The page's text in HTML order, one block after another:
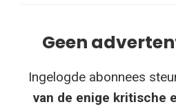
Geen
Ingelogde abonnees
van de enige kritische